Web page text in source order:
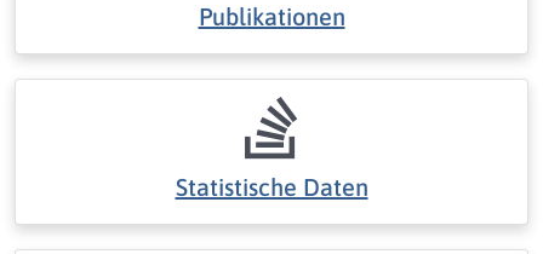
Publikationen
Statistische Daten